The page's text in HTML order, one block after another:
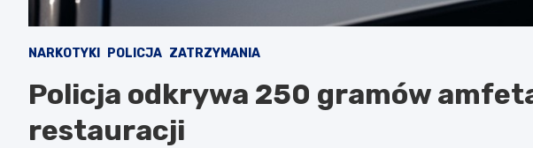
NARKOTYKI POLICJA ZATRZYMANIA
Policja odkrywa 250 gramów
restauracji